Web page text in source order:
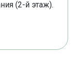
(2-й этаж).